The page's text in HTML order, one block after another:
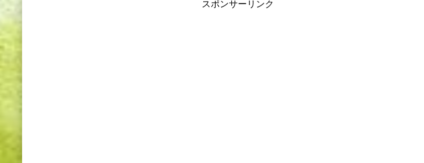
スポンサーリンク